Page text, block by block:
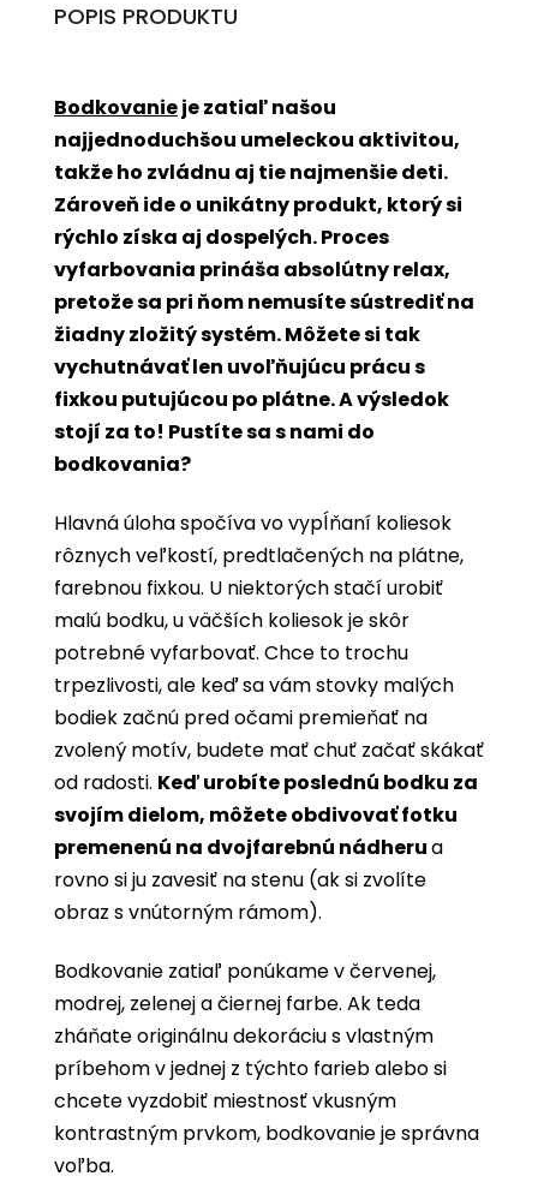
POPIS PRODUKTU
Bodkovanieje zatiaľ našou
najjednoduchšou umeleckou aktivitou,
takže ho zvládnu aj tie najmenšie deti.
Zároveň ide o unikátny produkt, ktorý si
rýchlo získa aj dospelých. Proces
vyfarbovania prináša absolútny relax,
pretože sa pri ňom nemusíte sústrediť na
žiadny zložitý systém. Môžete si tak
vychutnávať len uvoľňujúcu prácu s
fixkou putujúcou po plátne. A výsledok
stojí za to! Pustíte sa s nami do
bodkovania?
Hlavná úloha spočíva vo vypĺňaní koliesok
rôznych veľkostí, predtlačených na plátne,
farebnou fixkou. U niektorých stačí urobiť
malú bodku, u väčších koliesok je skôr
potrebné vyfarbovať. Chce to trochu
trpezlivosti, ale keď sa vám stovky malých
bodiek začnú pred očami premieňať na
zvolený motív, budete mať chuť začať skákať
od radosti. Keď urobíte poslednú bodku za
svojím dielom, môžete obdivovať fotku
premenenú na dvojfarebnú nádherua
rovno si ju zavesiť na stenu (ak si zvolíte
obraz s vnútorným rámom).
Bodkovanie zatiaľ ponúkame v červenej,
modrej, zelenej a čiernej farbe. Ak teda
zháňate originálnu dekoráciu s vlastným
príbehom v jednej z týchto farieb alebo si
chcete vyzdobiť miestnosť vkusným
kontrastným prvkom, bodkovanie je správna
voľba.